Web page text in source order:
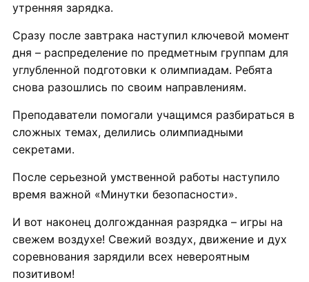
утренняя зарядка.
Сразу после завтрака наступил ключевой момент
дня – распределение по предметным группам для
углубленной подготовки к олимпиадам. Ребята
снова разошлись по своим направлениям.
Преподаватели помогали учащимся разбираться в
сложных темах, делились олимпиадными
секретами.
После серьезной умственной работы наступило
время важной «Минутки безопасности».
И вот наконец долгожданная разрядка – игры на
свежем воздухе! Свежий воздух, движение и дух
соревнования зарядили всех невероятным
позитивом!